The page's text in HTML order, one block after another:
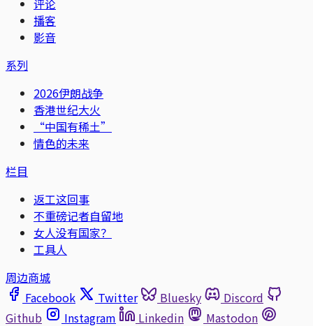
评论
播客
影音
系列
2026伊朗战争
香港世纪大火
“中国有稀土”
情色的未来
栏目
返工这回事
不重磅记者自留地
女人没有国家？
工具人
周边商城
Facebook
Twitter Bluesky
Discord
Github
Instagram Linkedin
Mastodon